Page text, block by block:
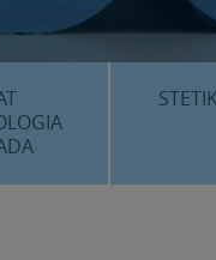
TEKNON
SOM?